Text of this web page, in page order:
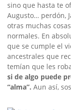
sino que hasta te
Augusto… perdón,
otras muchas
normales. En
que se cumple el
ancestrales que
temían que les
si de algo puede
“alma”. Aun así,